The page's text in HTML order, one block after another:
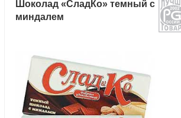
Шоколад «СладКо» темный с
миндалем